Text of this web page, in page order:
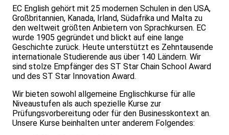
EC English gehört mit 25 modernen Schulen in den USA,
Großbritannien, Kanada, Irland, Südafrika und Malta zu
den weltweit größten Anbietern von Sprachkursen. EC
wurde 1905 gegründet und blickt auf eine lange
Geschichte zurück. Heute unterstützt es Zehntausende
internationale Studierende aus über 140 Ländern. Wir
sind stolze Empfänger des ST Star Chain School Award
und des ST Star Innovation Award.
Wir bieten sowohl allgemeine Englischkurse für alle
Niveaustufen als auch spezielle Kurse zur
Prüfungsvorbereitung oder für den Businesskontext an.
Unsere Kurse beinhalten unter anderem Folgendes: